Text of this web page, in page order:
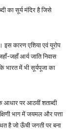
का सूर्य मंदिर है जिसे
कारण एशिया एवं यूरोप
जहाँ आर्य जाति निवास
भारत में भी सूर्यपूजा का
आधार पर आठवीं शताब्दी
भाग में जयमल और पत्ता
है जो ऊँची जगती पर बना